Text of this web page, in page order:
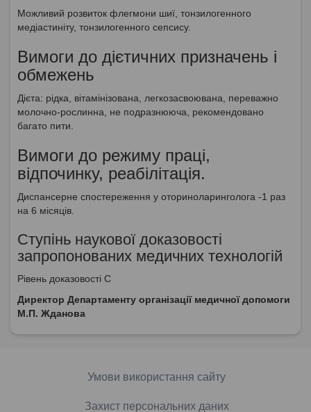
Можливий розвиток флегмони шиї, тонзилогенного
медіастиніту, тонзилогенного сепсису.
Вимоги до дієтичних призначень і
обмежень
Дієта: рідка, вітамінізована, легкозасвоювана, переважно
молочно-рослинна, не подразнююча, рекомендовано
багато пити.
Вимоги до режиму праці,
відпочинку, реабілітація.
Диспансерне спостереження у оториноларинголога -1 раз
на 6 місяців.
Ступінь наукової доказовості
запропонованих медичних технологій
Рівень доказовості С
Директор Департаменту організації медичної допомоги
М.П. Жданова
Умови використання сайту
Захист персональних даних